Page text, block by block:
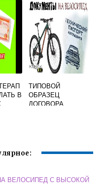
М ЧЕРНО
В
ТИПОВОЙ
ОБРАЗЕЦ
ДОГОВОРА
ВЕЛОСИПЕД С ВЫСОКОЙ